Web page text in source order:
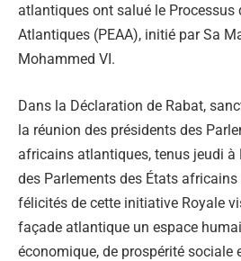
atlantiques ont salué le Processus
Atlantiques (PEAA), initié par Sa
Mohammed VI.
Dans la Déclaration de Rabat,
la réunion des présidents des
africains atlantiques, tenus jeudi à
des Parlements des États
félicités de cette initiative Royale
façade atlantique un espace
économique, de prospérité sociale